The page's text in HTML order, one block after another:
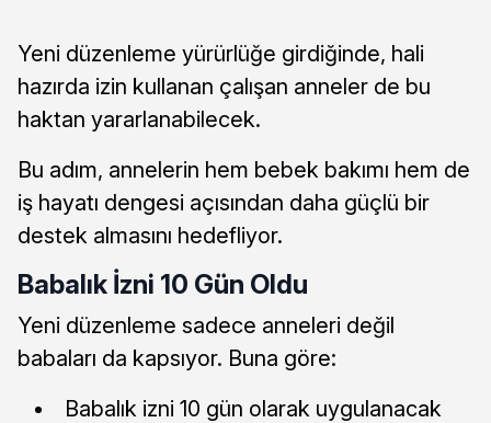
Yeni düzenleme yürürlüğe girdiğinde, hali
hazırda izin kullanan çalışan anneler de bu
haktan yararlanabilecek.
Bu adım, annelerin hem bebek bakımı hem de
iş hayatı dengesi açısından daha güçlü bir
destek almasını hedefliyor.
Babalık İzni 10 Gün Oldu
Yeni düzenleme sadece anneleri değil
babaları da kapsıyor. Buna göre:
Babalık izni 10 gün olarak uygulanacak